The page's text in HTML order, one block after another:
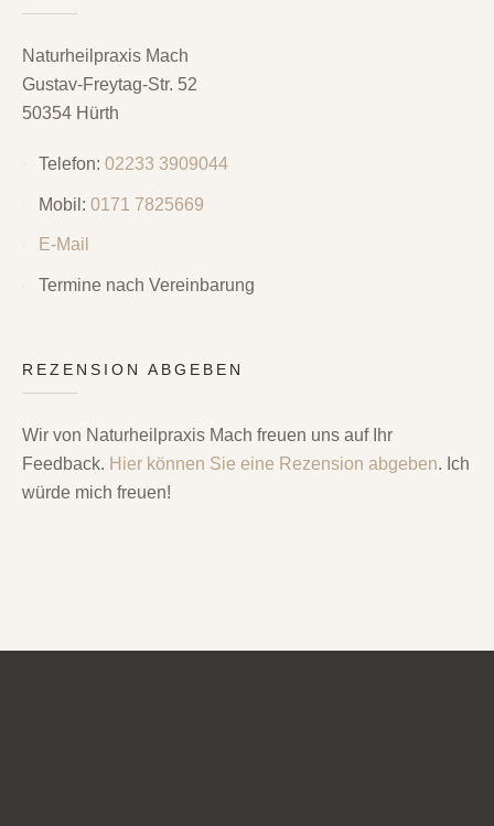
Naturheilpraxis Mach
Gustav-Freytag-Str. 52
50354 Hürth
Telefon: 02233 3909044
Mobil: 0171 7825669
E-Mail
Termine nach Vereinbarung
REZENSION ABGEBEN
Wir von Naturheilpraxis Mach freuen uns auf Ihr
Feedback. Hier können Sie eine Rezension abgeben. Ich
würde mich freuen!